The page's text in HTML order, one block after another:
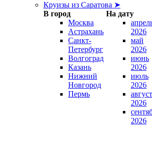
Круизы из Саратова ➤
В город
На дату
Москва
Астрахань
Санкт-
Петербург
Волгоград
Казань
Нижний
Новгород
Пермь
2026
май
2026
июнь
2026
июль
2026
август
2026
2026